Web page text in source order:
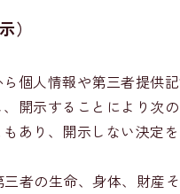
）
個人情報や第三者提供
開示することにより次
あり、開示しない決定
者の生命、身体、財産